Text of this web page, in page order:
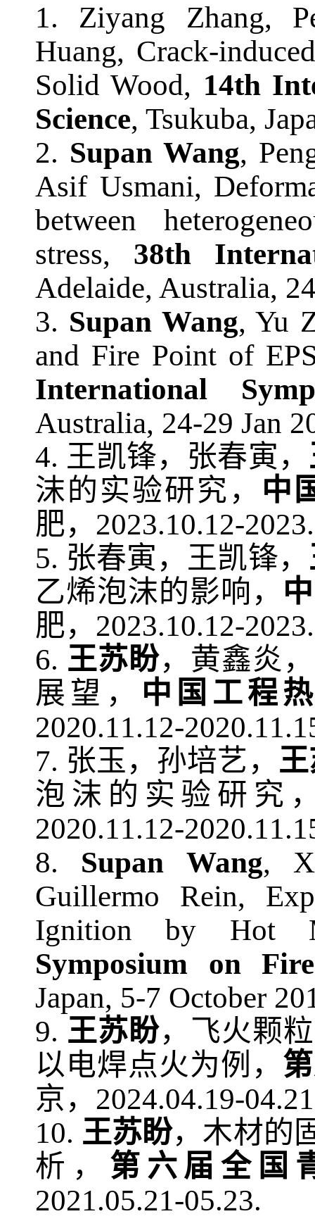
1.
Ziyang Zhang,
Huang, Crack-
Solid Wood, 14th
Science, Tsukuba,
2. Supan Wang,
Asif Usmani,
between
stress, 38th
Adelaide, Australia,
3. Supan Wang, Yu
and Fire Point of
International
Australia, 24-29 Jan
4. 王凯锋，张春寅，
沫的实验研究， 中
肥， 2023.10.12-
5. 张春寅，王凯锋，
乙烯泡沫的影响，
肥， 2023.10.12-
6. 王苏盼，黄鑫炎
展望， 中国工程
2020.11.12-
7. 张玉，孙培艺，
泡沫的实验研究
2020.11.12-
8. SupanWang,
Guillermo Rein,
Ignition by Hot
Symposium on
Japan, 5-7 October
9. 王苏盼，飞火颗
以电焊点火为例，
京， 2024.04.19-04.21
10. 王苏盼，木材的
析， 第六届全国
2021.05.21-05.23.